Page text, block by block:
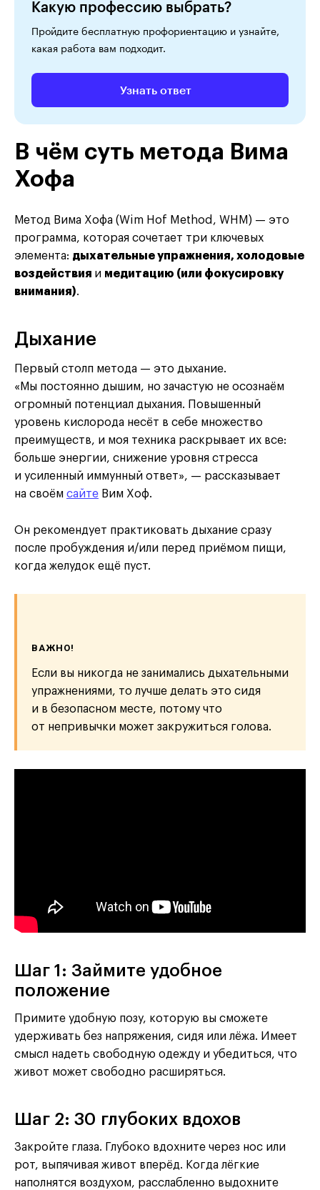
Какую профессию выбрать?
Пройдите бесплатную профориентацию и узнайте,
какая работа вам подходит.
Узнать ответ
В чём суть метода Вима
Хофа
Метод Вима Хофа (Wim Hof Method, WHM) — это
программа, которая сочетает три ключевых
элемента: дыхательные упражнения, холодовые
воздействия и медитацию (или фокусировку
внимания).
Дыхание
Первый столп метода — это дыхание.
«Мы постоянно дышим, но зачастую не осознаём
огромный потенциал дыхания. Повышенный
уровень кислорода несёт в себе множество
преимуществ, и моя техника раскрывает их все:
больше энергии, снижение уровня стресса
и усиленный иммунный ответ», — рассказывает
на своём сайте Вим Хоф.
Он рекомендует практиковать дыхание сразу
после пробуждения и/или перед приёмом пищи,
когда желудок ещё пуст.
ВАЖНО!
Если вы никогда не занимались дыхательными
упражнениями, то лучше делать это сидя
и в безопасном месте, потому что
от непривычки может закружиться голова.
Шаг 1: Займите удобное
положение
Примите удобную позу, которую вы сможете
удерживать без напряжения, сидя или лёжа. Имеет
смысл надеть свободную одежду и убедиться, что
живот может свободно расширяться.
Шаг 2: 30 глубоких вдохов
Закройте глаза. Глубоко вдохните через нос или
рот, выпячивая живот вперёд. Когда лёгкие
наполнятся воздухом, расслабленно выдохните